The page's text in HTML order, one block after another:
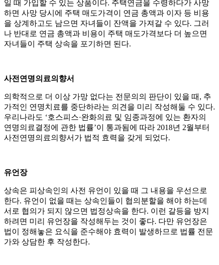
일 때 가입할 수 있는 상품이다. 주택연금을 수령하다가 사망
하면 사망 당시에 주택 매도가격이 연금 총액과 이자 등 비용
을 상계하고도 남으면 자녀들이 잔액을 가져갈 수 있다. 그러
나 반대로 연금 총액과 비용이 주택 매도가격보다 더 높으면
자녀들이 주택 상속을 포기하면 된다.
사전연명의료의향서
의학적으로 더 이상 가망 없다는 전문의의 판단이 있을 때, 추
가적인 연명치료를 중단하라는 의견을 미리 작성해둘 수 있다.
우리나라도 ‘호스피스·완화의료 및 임종과정에 있는 환자의
연명의료결정에 관한 법률’이 통과됨에 따라 2018년 2월부터
사전연명의료의향서가 법적 효력을 갖게 되었다.
유언장
상속은 피상속인의 사전 유언이 있을 때 그 내용을 우선으로
한다. 유언이 없을 때는 상속인들이 협의분할을 해야 하는데
서로 협의가 되지 않으면 법정상속을 한다. 이런 갈등을 방지
하려면 미리 유언장을 작성해두는 것이 좋다. 다만 유언장은
법이 정해놓은 요식을 준수해야 효력이 발생하므로 법률 전문
가와 상담한 후 작성한다.